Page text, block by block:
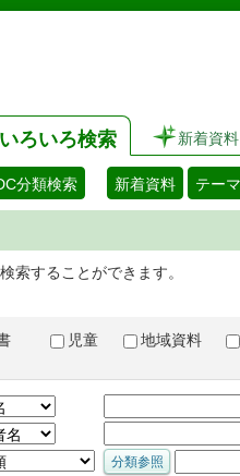
いろいろ検索 新着資料
分類検索 新着資料 テー
索することができます。
児童
地域資料